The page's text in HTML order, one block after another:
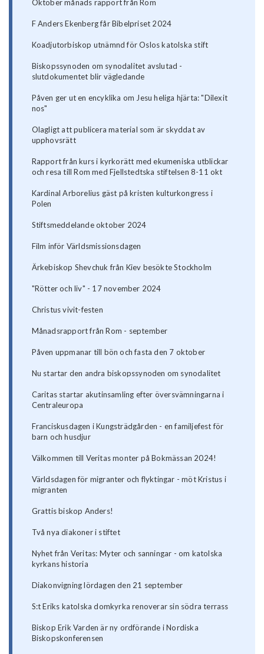
Oktober månads rapport från Rom
F Anders Ekenberg får Bibelpriset 2024
Koadjutorbiskop utnämnd för Oslos katolska stift
Biskopssynoden om synodalitet avslutad -
slutdokumentet blir vägledande
Påven ger ut en encyklika om Jesu heliga hjärta: "Dilexit
nos"
Olagligt att publicera material som är skyddat av
upphovsrätt
Rapport från kurs i kyrkorätt med ekumeniska utblickar
och resa till Rom med Fjellstedtska stiftelsen 8-11 okt
Kardinal Arborelius gäst på kristen kulturkongress i
Polen
Stiftsmeddelande oktober 2024
Film inför Världsmissionsdagen
Ärkebiskop Shevchuk från Kiev besökte Stockholm
"Rötter och liv" - 17 november 2024
Christus vivit-festen
Månadsrapport från Rom - september
Påven uppmanar till bön och fasta den 7 oktober
Nu startar den andra biskopssynoden om synodalitet
Caritas startar akutinsamling efter översvämningarna i
Centraleuropa
Franciskusdagen i Kungsträdgården - en familjefest för
barn och husdjur
Välkommen till Veritas monter på Bokmässan 2024!
Världsdagen för migranter och flyktingar - möt Kristus i
migranten
Grattis biskop Anders!
Två nya diakoner i stiftet
Nyhet från Veritas: Myter och sanningar - om katolska
kyrkans historia
Diakonvigning lördagen den 21 september
S:t Eriks katolska domkyrka renoverar sin södra terrass
Biskop Erik Varden är ny ordförande i Nordiska
Biskopskonferensen